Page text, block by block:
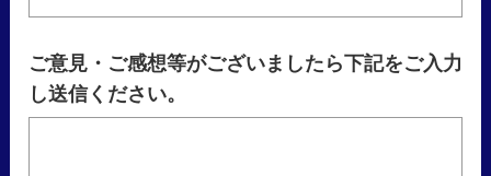
ご意見・ご感想等がございましたら下記をご入力
し送信ください。